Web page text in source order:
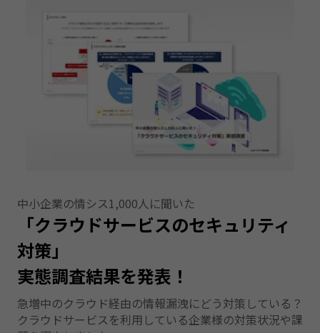
中小企業の情シス1,000人に聞いた
「クラウドサービスのセキュリティ
対策」
実態調査結果を発表！
急増中のクラウド経由の情報漏洩にどう対策している？
クラウドサービスを利⽤している企業様の対策状況や課